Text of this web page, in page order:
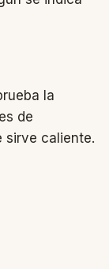
la
de
sirve caliente.